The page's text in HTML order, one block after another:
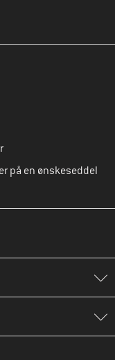
næste trin din
på en ønskeseddel